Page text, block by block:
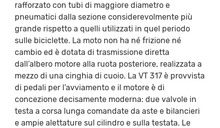
rafforzato con tubi di maggiore diametro e
pneumatici dalla sezione considerevolmente più
grande rispetto a quelli utilizzati in quel periodo
sulle biciclette. La moto non ha né frizione né
cambio ed è dotata di trasmissione diretta
dall’albero motore alla ruota posteriore, realizzata a
mezzo di una cinghia di cuoio. La VT 317 è provvista
di pedali per l’avviamento e il motore è di
concezione decisamente moderna: due valvole in
testa a corsa lunga comandate da aste e bilancieri
e ampie alettature sul cilindro e sulla testata. Le